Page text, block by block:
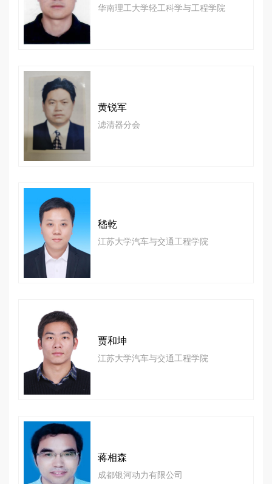
华南理工大学轻工科学与工程学院
黄锐军
滤清器分会
嵇乾
江苏大学汽车与交通工程学院
贾和坤
江苏大学汽车与交通工程学院
蒋相森
成都银河动力有限公司